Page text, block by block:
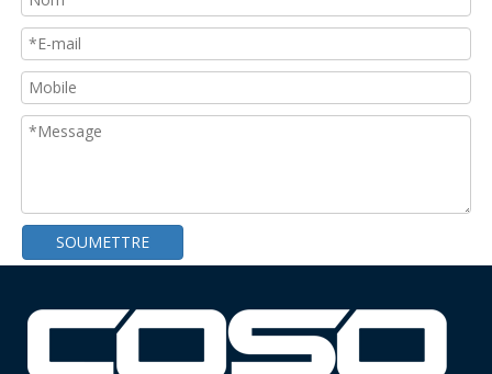
Trieuse pondérale avec rejet de soufflage d'air vers le bas Trieuse pondérale pour grands sacs debout sur ceinture
SOUMETTRE